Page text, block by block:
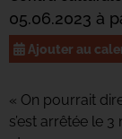
05.06.2023 à
Ajouter au
« On pourrait
s’est arrêtée le